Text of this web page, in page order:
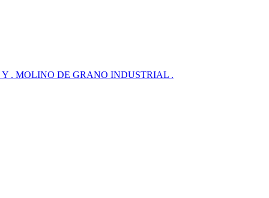
Y . MOLINO DE GRANO INDUSTRIAL .